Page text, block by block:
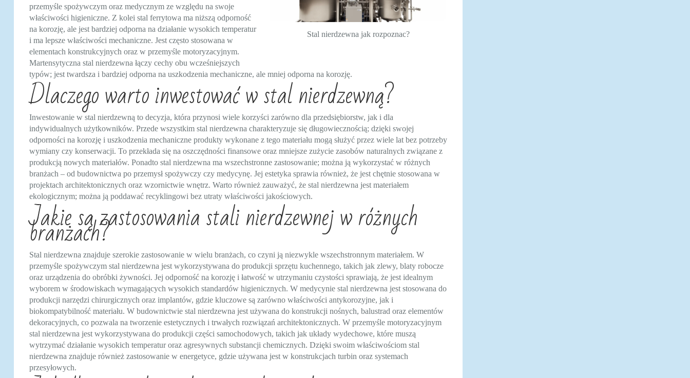
Stal nierdzewna jak rozpoznac?
przemyśle spożywczym oraz medycznym ze względu na swoje
właściwości higieniczne. Z kolei stal ferrytowa ma niższą odporność
na korozję, ale jest bardziej odporna na działanie wysokich temperatur
i ma lepsze właściwości mechaniczne. Jest często stosowana w
elementach konstrukcyjnych oraz w przemyśle motoryzacyjnym.
Martensytyczna stal nierdzewna łączy cechy obu wcześniejszych
typów; jest twardsza i bardziej odporna na uszkodzenia mechaniczne, ale mniej odporna na korozję.
Dlaczego warto inwestować w stal nierdzewną?
Inwestowanie w stal nierdzewną to decyzja, która przynosi wiele korzyści zarówno dla przedsiębiorstw, jak i dla
indywidualnych użytkowników. Przede wszystkim stal nierdzewna charakteryzuje się długowiecznością; dzięki swojej
odporności na korozję i uszkodzenia mechaniczne produkty wykonane z tego materiału mogą służyć przez wiele lat bez potrzeby
wymiany czy konserwacji. To przekłada się na oszczędności finansowe oraz mniejsze zużycie zasobów naturalnych związane z
produkcją nowych materiałów. Ponadto stal nierdzewna ma wszechstronne zastosowanie; można ją wykorzystać w różnych
branżach – od budownictwa po przemysł spożywczy czy medycynę. Jej estetyka sprawia również, że jest chętnie stosowana w
projektach architektonicznych oraz wzornictwie wnętrz. Warto również zauważyć, że stal nierdzewna jest materiałem
ekologicznym; można ją poddawać recyklingowi bez utraty właściwości jakościowych.
Jakie są zastosowania stali nierdzewnej w różnych
branżach?
Stal nierdzewna znajduje szerokie zastosowanie w wielu branżach, co czyni ją niezwykle wszechstronnym materiałem. W
przemyśle spożywczym stal nierdzewna jest wykorzystywana do produkcji sprzętu kuchennego, takich jak zlewy, blaty robocze
oraz urządzenia do obróbki żywności. Jej odporność na korozję i łatwość w utrzymaniu czystości sprawiają, że jest idealnym
wyborem w środowiskach wymagających wysokich standardów higienicznych. W medycynie stal nierdzewna jest stosowana do
produkcji narzędzi chirurgicznych oraz implantów, gdzie kluczowe są zarówno właściwości antykorozyjne, jak i
biokompatybilność materiału. W budownictwie stal nierdzewna jest używana do konstrukcji nośnych, balustrad oraz elementów
dekoracyjnych, co pozwala na tworzenie estetycznych i trwałych rozwiązań architektonicznych. W przemyśle motoryzacyjnym
stal nierdzewna jest wykorzystywana do produkcji części samochodowych, takich jak układy wydechowe, które muszą
wytrzymać działanie wysokich temperatur oraz agresywnych substancji chemicznych. Dzięki swoim właściwościom stal
nierdzewna znajduje również zastosowanie w energetyce, gdzie używana jest w konstrukcjach turbin oraz systemach
przesyłowych.